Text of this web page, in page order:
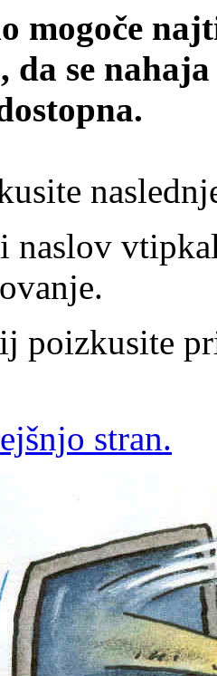
mogoče
da se
naslov
poizkusite
stran.